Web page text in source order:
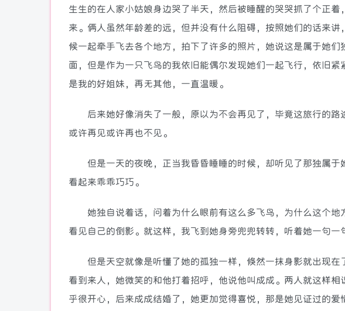
生生的在人家小姑娘身边哭了半天，然后被睡醒的哭哭抓了个正
来。俩人虽然年龄差的远，但并没有什么阻碍，按照她们的话来
候一起牵手飞去各个地方，拍下了许多的照片，她说这是属于她
面，但是作为一只飞鸟的我依旧能偶尔发现她们一起飞行，依旧
是我的好姐妹，再无其他，一直温暖。
后来她好像消失了一般，原以为不会再见了，毕竟这旅行的路
或许再见或许再也不见。
但是一天的夜晚，正当我昏昏睡睡的时候，却听见了那独属于
看起来乖乖巧巧。
她独自说着话，问着为什么眼前有这么多飞鸟，为什么这个地
看见自己的倒影。就这样，我飞到她身旁兜兜转转，听着她一句一
但是天空就像是听懂了她的孤独一样，倏然一抹身影就出现在
看到来人，她微笑的和他打着招呼，他说他叫成成。两人就这样
乎很开心，后来成成结婚了，她更加觉得喜悦，那是她见证过的